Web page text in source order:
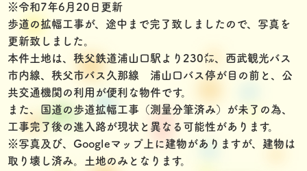
※令和7年6月20日更新
歩道の拡幅工事が、途中まで完了致しましたので、写真を
更新致しました。
本件土地は、秩父鉄道浦山口駅より230㍍、西武観光バス
市内線、秩父市バス久那線 浦山口バス停が目の前と、公
共交通機関の利用が便利な物件です。
また、国道の歩道拡幅工事（測量分筆済み）が未了の為、
工事完了後の進入路が現状と異なる可能性があります。
※写真及び、Googleマップ上に建物がありますが、建物は
取り壊し済み。土地のみとなります。